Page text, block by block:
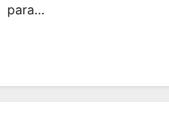
para…